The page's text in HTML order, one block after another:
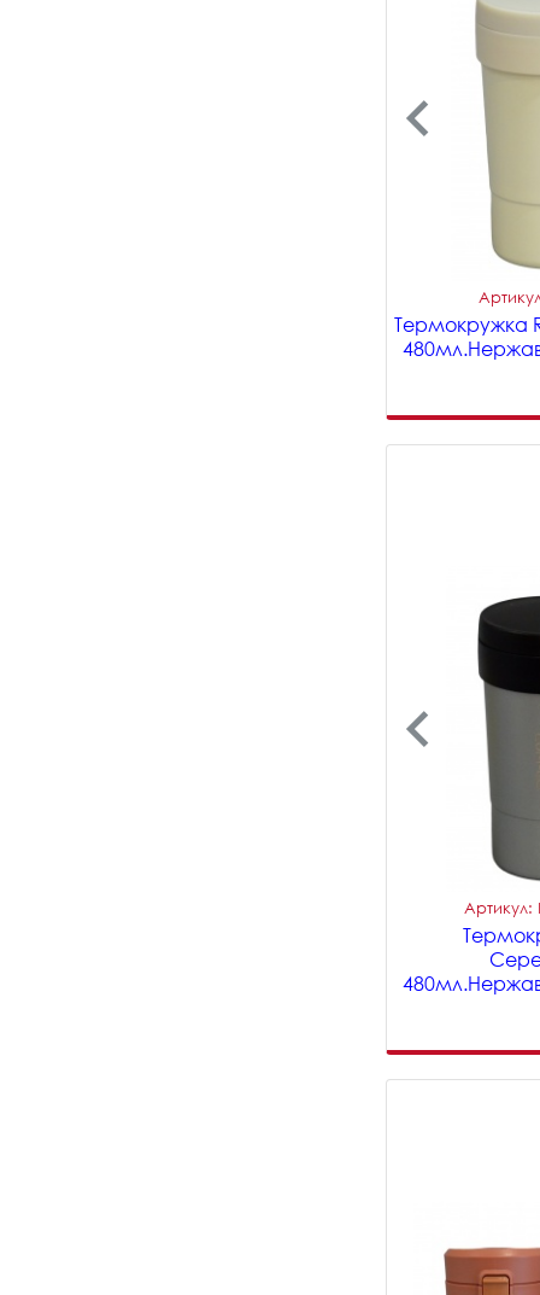
Термокружка